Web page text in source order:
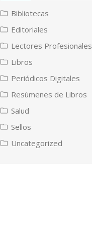
Bibliotecas
Editoriales
Lectores Profesionales
Libros
Periódicos Digitales
Resúmenes de Libros
Salud
Sellos
Uncategorized